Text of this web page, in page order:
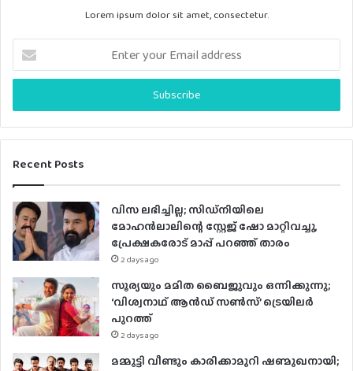
Lorem ipsum dolor sit amet, consectetur.
your
Email
Recent Posts
വിസ ലഭിച്ചില്ല; സിഡ്നിയിലെ
മോഹൻലാലിന്റെ സ്റ്റേജ് ഷോ മാറ്റിവച്ചു,
പ്രേക്ഷകരോട് മാപ്പ് പറഞ്ഞ് താരം
2 days ago
സൂര്യയും മമിത ബൈജുവും ഒന്നിക്കുന്നു;
‘വിശ്വനാഥ് ആൻഡ് സൺസ്’ ട്രെയിലർ
പുറത്ത്
2 days ago
മമ്മൂട്ടി വീണ്ടും കാരിക്കാമുറി ഷണ്മുഖനായി;